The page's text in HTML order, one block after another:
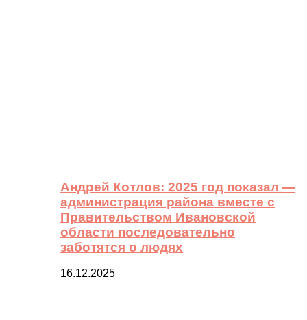
Андрей Котлов: 2025 год показал —
администрация района вместе с
Правительством Ивановской
области последовательно
заботятся о людях
16.12.2025